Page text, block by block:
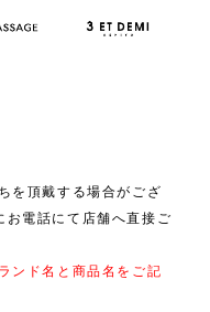
を頂戴する場合がござ
お電話にて店舗へ直接ご
ンド名と商品名をご記